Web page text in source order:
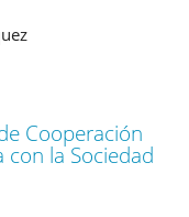
Cooperación
con la Sociedad